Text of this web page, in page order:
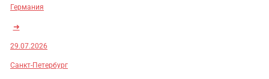
Германия
➜
29.07.2026
Санкт-Петербург